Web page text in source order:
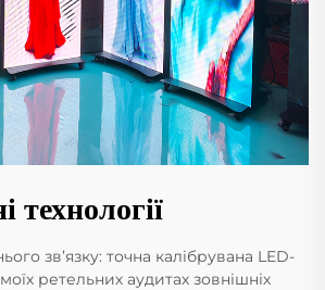
технології
зв’язку: точна калібрувана LED-
ретельних аудитах зовнішніх